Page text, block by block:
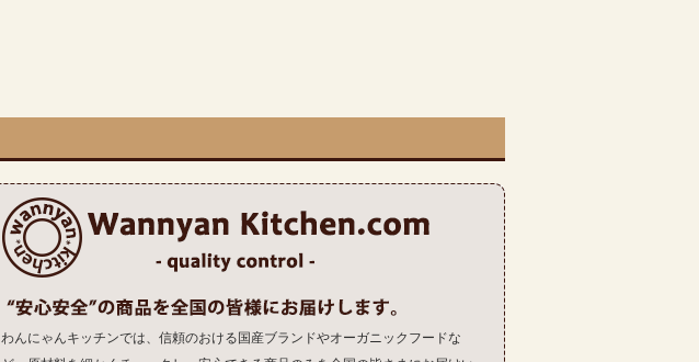
わんにゃんキッチンでは、信頼のおける国産ブランドやオーガニックフードな